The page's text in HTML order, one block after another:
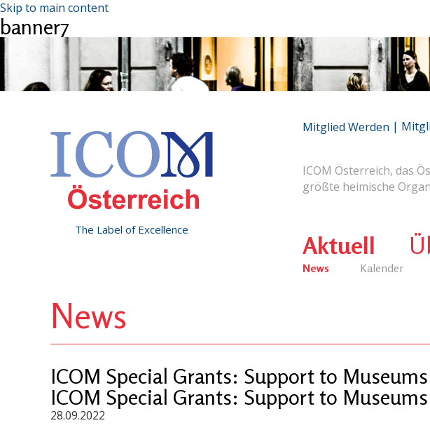
Skip to main content
banner7
The Label of Excellence
ICOM Österreich, das
größte heimische
Aktuell
News Kalender
Mitglied Werden |
News
ICOM Special Grants: Support to
ICOM Special Grants: Support to
28.09.2022